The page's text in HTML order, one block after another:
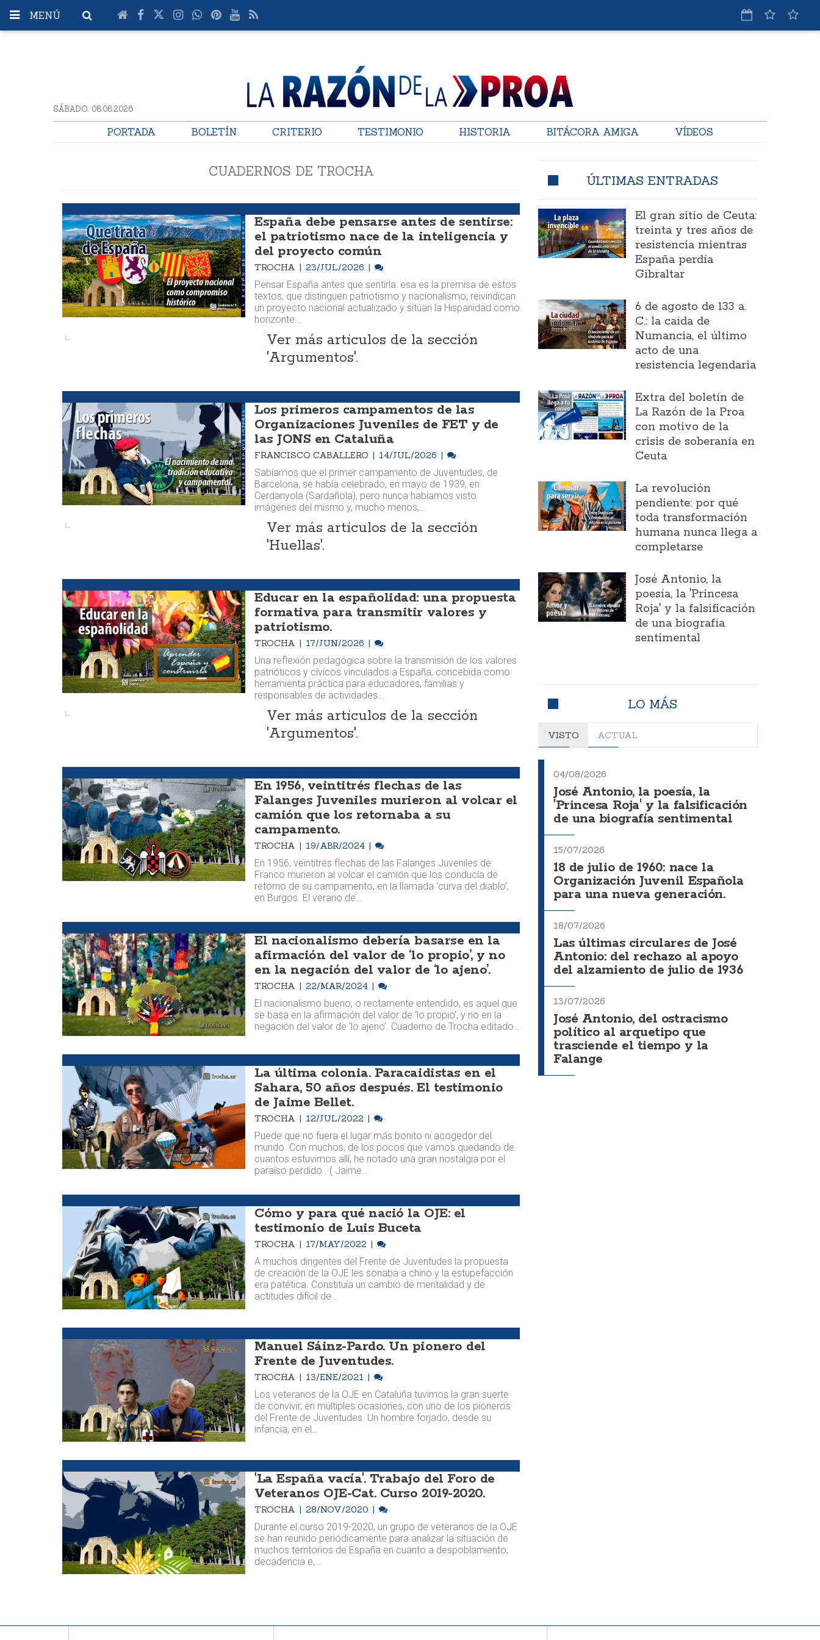
MENÚ
SÁBADO. 08.08.2026
PORTADA BOLETÍN CRITERIO TESTIMONIO HISTORIA BITÁCORA AMIGA VÍDEOS
CUADERNOS DE TROCHA
España debe pensarse antes de sentirse:
el patriotismo nace de la inteligencia y
del proyecto común
TROCHA 23/JUL/2026
Pensar España antes que sentirla: esa es la premisa de estos
textos, que distinguen patriotismo y nacionalismo, reivindican
un proyecto nacional actualizado y sitúan la Hispanidad como
horizonte…
Ver más artículos de la sección
'Argumentos'.
Los primeros campamentos de las
Organizaciones Juveniles de FET y de
las JONS en Cataluña
FRANCISCO CABALLERO 14/JUL/2026
Sabíamos que el primer campamento de Juventudes, de
Barcelona, se había celebrado, en mayo de 1939, en
Cerdanyola (Sardañola), pero nunca habíamos visto
imágenes del mismo y, mucho menos,…
Ver más artículos de la sección
'Huellas'.
Educar en la españolidad: una propuesta
formativa para transmitir valores y
patriotismo.
TROCHA 17/JUN/2026
Una reflexión pedagógica sobre la transmisión de los valores
patrióticos y cívicos vinculados a España, concebida como
herramienta práctica para educadores, familias y
responsables de actividades…
Ver más artículos de la sección
'Argumentos'.
En 1956, veintitrés flechas de las
Falanges Juveniles murieron al volcar el
camión que los retornaba a su
campamento.
TROCHA 19/ABR/2024
En 1956, veintitrés flechas de las Falanges Juveniles de
Franco murieron al volcar el camión que los conducía de
retorno de su campamento, en la llamada 'curva del diablo',
en Burgos. El verano de…
El nacionalismo debería basarse en la
afirmación del valor de ‘lo propio’, y no
en la negación del valor de ‘lo ajeno’.
TROCHA 22/MAR/2024
El nacionalismo bueno, o rectamente entendido, es aquel que
se basa en la afirmación del valor de ‘lo propio’, y no en la
negación del valor de ‘lo ajeno’. Cuaderno de Trocha editado…
La última colonia. Paracaidistas en el
Sahara, 50 años después. El testimonio
de Jaime Bellet.
TROCHA 12/JUL/2022
Puede que no fuera el lugar más bonito ni acogedor del
mundo. Con muchos, de los pocos que vamos quedando de
cuantos estuvimos allí, he notado una gran nostalgia por el
paraíso perdido . ( Jaime…
Cómo y para qué nació la OJE: el
testimonio de Luis Buceta
TROCHA 17/MAY/2022
A muchos dirigentes del Frente de Juventudes la propuesta
de creación de la OJE les sonaba a chino y la estupefacción
era patética. Constituía un cambio de mentalidad y de
actitudes difícil de…
Manuel Sáinz-Pardo. Un pionero del
Frente de Juventudes.
TROCHA 13/ENE/2021
Los veteranos de la OJE en Cataluña tuvimos la gran suerte
de convivir, en múltiples ocasiones, con uno de los pioneros
del Frente de Juventudes. Un hombre forjado, desde su
infancia, en el…
'La España vacía'. Trabajo del Foro de
Veteranos OJE-Cat. Curso 2019-2020.
TROCHA 28/NOV/2020
Durante el curso 2019-2020, un grupo de veteranos de la OJE
se han reunido periódicamente para analizar la situación de
muchos territorios de España en cuanto a despoblamiento,
decadencia e,…
ÚLTIMAS ENTRADAS
El gran sitio de Ceuta:
treinta y tres años de
resistencia mientras
España perdía
Gibraltar
6 de agosto de 133 a.
C.: la caída de
Numancia, el último
acto de una
resistencia legendaria
Extra del boletín de
La Razón de la Proa
con motivo de la
crisis de soberanía en
Ceuta
La revolución
pendiente: por qué
toda transformación
humana nunca llega a
completarse
José Antonio, la
poesía, la 'Princesa
Roja' y la falsificación
de una biografía
sentimental
LO MÁS
VISTO ACTUAL
04/08/2026
José Antonio, la poesía, la
'Princesa Roja' y la falsificación
de una biografía sentimental
15/07/2026
18 de julio de 1960: nace la
Organización Juvenil Española
para una nueva generación.
18/07/2026
Las últimas circulares de José
Antonio: del rechazo al apoyo
del alzamiento de julio de 1936
13/07/2026
José Antonio, del ostracismo
político al arquetipo que
trasciende el tiempo y la
Falange